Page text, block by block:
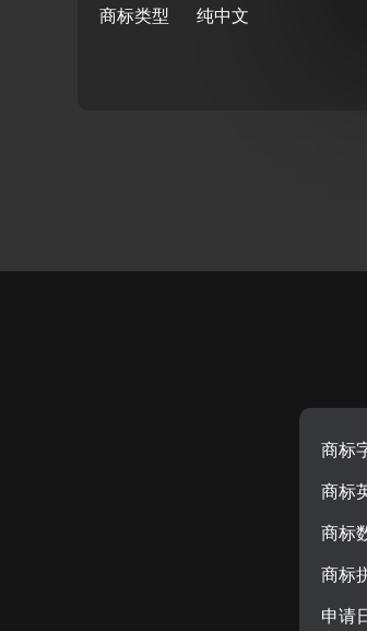
商标类型 纯中文
商标
商标
商标
商标
申请